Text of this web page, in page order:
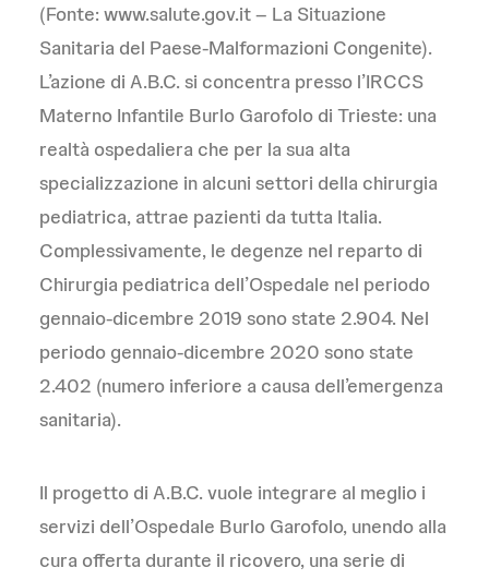
(Fonte: www.salute.gov.it – La Situazione
Sanitaria del Paese-Malformazioni Congenite).
L’azione di A.B.C. si concentra presso l’IRCCS
Materno Infantile Burlo Garofolo di Trieste: una
realtà ospedaliera che per la sua alta
specializzazione in alcuni settori della chirurgia
pediatrica, attrae pazienti da tutta Italia.
Complessivamente, le degenze nel reparto di
Chirurgia pediatrica dell’Ospedale nel periodo
gennaio-dicembre 2019 sono state 2.904. Nel
periodo gennaio-dicembre 2020 sono state
2.402 (numero inferiore a causa dell’emergenza
sanitaria).
Il progetto di A.B.C. vuole integrare al meglio i
servizi dell’Ospedale Burlo Garofolo, unendo alla
cura offerta durante il ricovero, una serie di